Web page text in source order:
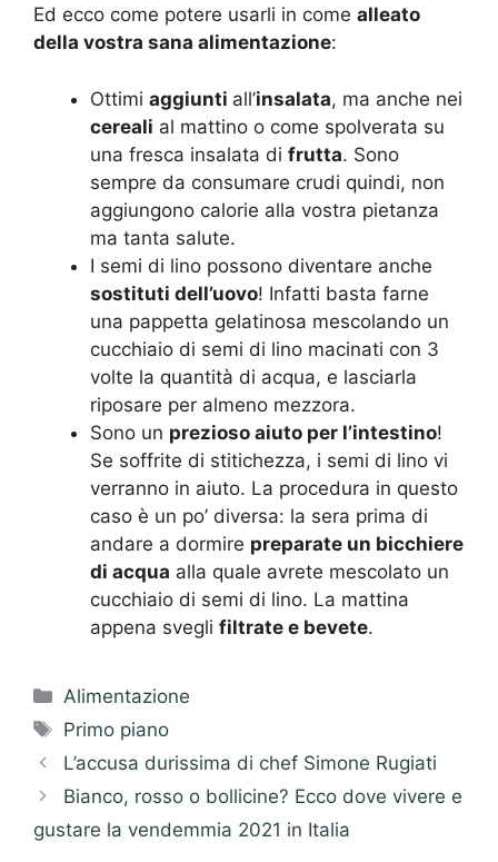
Ed ecco come potere usarli in come alleato
della vostra sana alimentazione:
Ottimi aggiunti all’insalata, ma anche nei
cereali al mattino o come spolverata su
una fresca insalata di frutta. Sono
sempre da consumare crudi quindi, non
aggiungono calorie alla vostra pietanza
ma tanta salute.
I semi di lino possono diventare anche
sostituti dell’uovo! Infatti basta farne
una pappetta gelatinosa mescolando un
cucchiaio di semi di lino macinati con 3
volte la quantità di acqua, e lasciarla
riposare per almeno mezzora.
Sono un prezioso aiuto per l’intestino!
Se soffrite di stitichezza, i semi di lino vi
verranno in aiuto. La procedura in questo
caso è un po’ diversa: la sera prima di
andare a dormire preparate un bicchiere
di acqua alla quale avrete mescolato un
cucchiaio di semi di lino. La mattina
appena svegli filtrate e bevete.
Categorie
Alimentazione
Tag
Primo piano
L’accusa durissima di chef Simone Rugiati
Bianco, rosso o bollicine? Ecco dove vivere e
gustare la vendemmia 2021 in Italia